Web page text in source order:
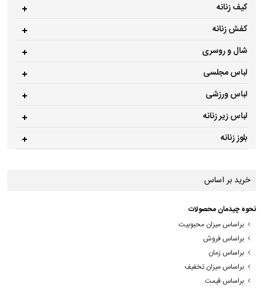
کیف زنانه
کفش زنانه
شال و روسری
لباس مجلسی
لباس ورزشی
لباس زیر زنانه
بلوز زنانه
خرید بر اساس
نحوه چیدمان محصولات
براساس میزان محبوبیت
براساس فروش
براساس زمان
براساس میزان تخفیف
براساس قیمت